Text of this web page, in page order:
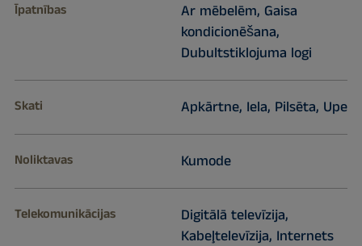
Īpatnības
Ar mēbelēm, Gaisa
kondicionēšana,
Dubultstiklojuma logi
Skati Apkārtne, Iela, Pilsēta, Upe
Noliktavas Kumode
Telekomunikācijas
Digitālā televīzija,
Kabeļtelevīzija, Internets